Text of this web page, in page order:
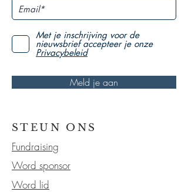
Met je inschrijving voor de
nieuwsbrief accepteer je onze
Privacybeleid
Meld je aan
STEUN ONS
Fundraising
Word sponsor
Word lid